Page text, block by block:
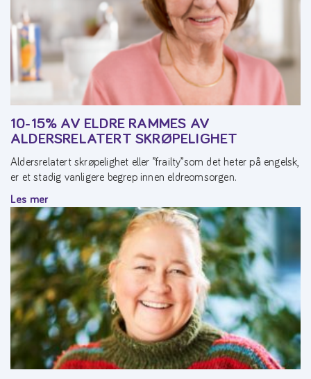
10-15% AV ELDRE RAMMES AV
ALDERSRELATERT SKRØPELIGHET
Aldersrelatert skrøpelighet eller ”frailty”som det heter på engelsk,
er et stadig vanligere begrep innen eldreomsorgen.
Les mer